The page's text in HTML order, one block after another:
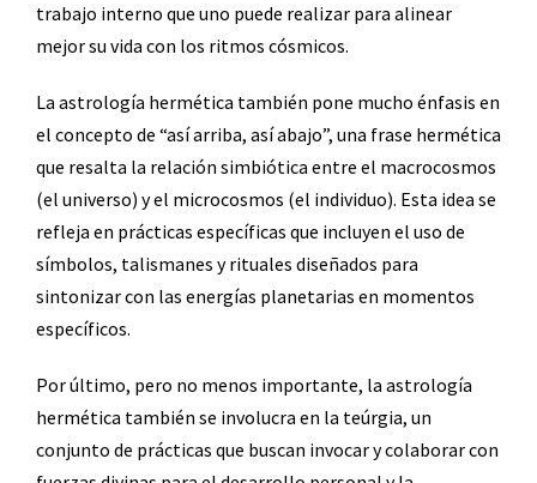
trabajo interno que uno puede realizar para alinear
mejor su vida con los ritmos cósmicos.
La astrología hermética también pone mucho énfasis en
el concepto de “así arriba, así abajo”, una frase hermética
que resalta la relación simbiótica entre el macrocosmos
(el universo) y el microcosmos (el individuo). Esta idea se
refleja en prácticas específicas que incluyen el uso de
símbolos, talismanes y rituales diseñados para
sintonizar con las energías planetarias en momentos
específicos.
Por último, pero no menos importante, la astrología
hermética también se involucra en la teúrgia, un
conjunto de prácticas que buscan invocar y colaborar con